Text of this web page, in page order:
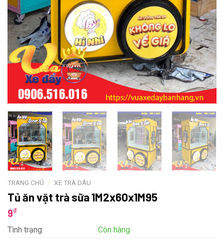
TRANG CHỦ / XE TRÀ DÂU
Tủ ăn vặt trà sữa 1M2x60x1M95
9₫
Tình trạng:
Còn hàng